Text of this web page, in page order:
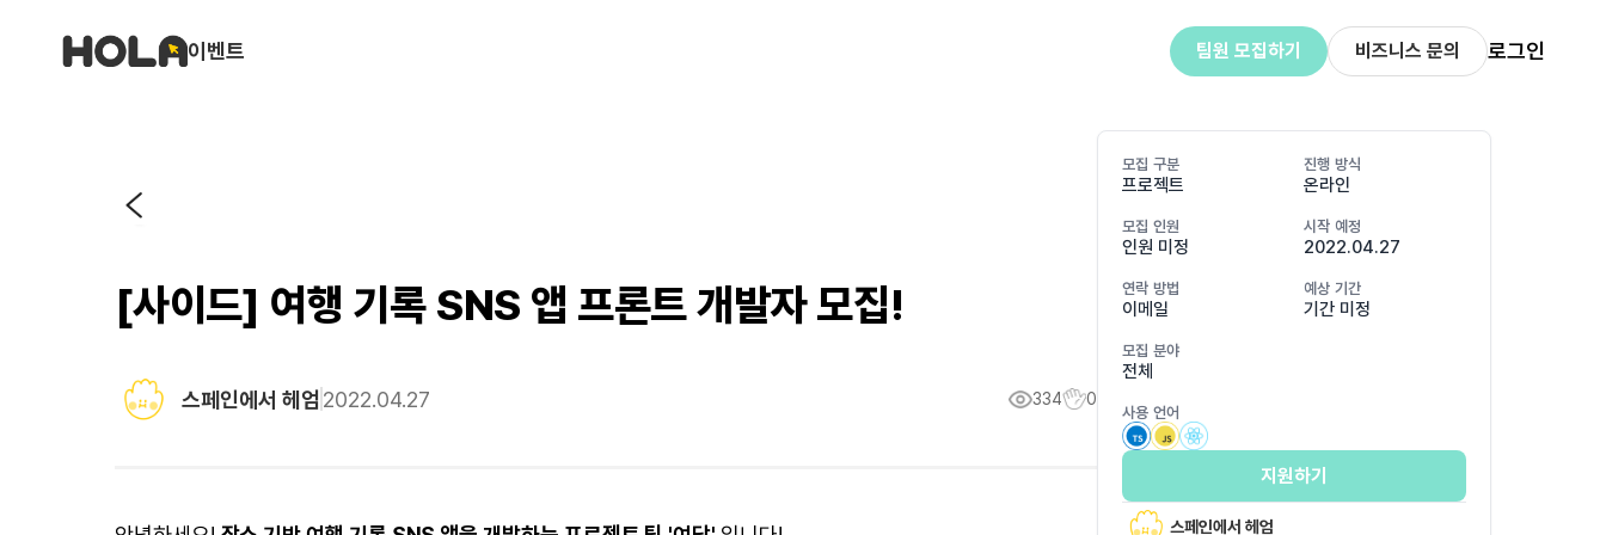
이벤트 팀원 모집하기 비즈니스 문의 로그인
[사이드] 여행 기록 SNS 앱 프론트 개발자 모집!
스페인에서 헤엄 2022.04.27 334 0
모집 구분
프로젝트
진행 방식
온라인
모집 인원
인원 미정
시작 예정
2022.04.27
연락 방법
이메일
예상 기간
기간 미정
모집 분야
전체
사용 언어
지원하기
스페인에서 헤엄